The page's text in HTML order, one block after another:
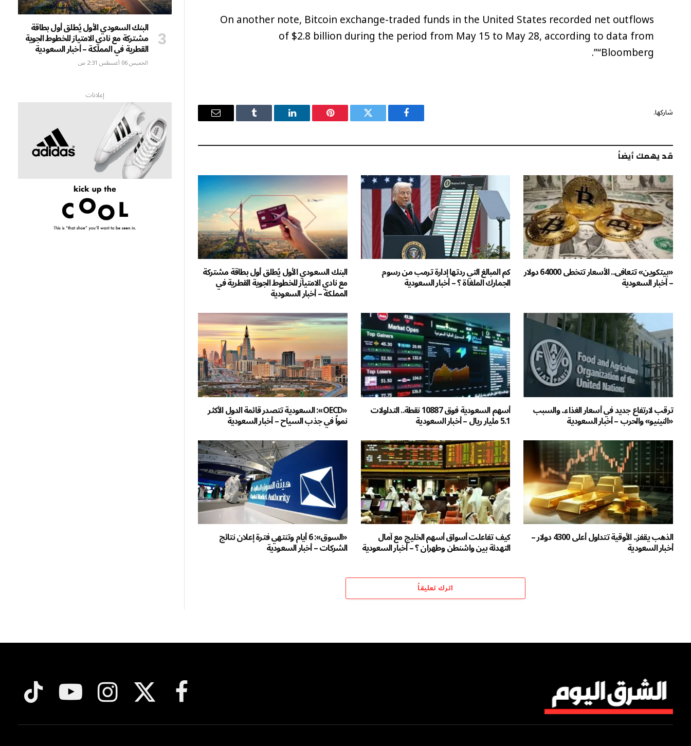
On another note, Bitcoin exchange-traded funds in the United States recorded net outflows
of $2.8 billion during the period from May 15 to May 28, according to data from
“Bloomberg”.
شاركها.
فيسبوك تويتر بينتيريستلينكدإن Tumblr
البريد
قد يهمك أيضاً
«بيتكوين» تتعافى.. الأسعار تتخطى 64000 دولار
– أخبار السعودية
كم المبالغ التي ردتها إدارة ترمب من رسوم
الجمارك الملغاة ؟ – أخبار السعودية
البنك السعودي الأول يُطلق أول بطاقة مشتركة
مع نادي الامتياز للخطوط الجوية القطرية في
المملكة – أخبار السعودية
ترقب لارتفاع جديد في أسعار الغذاء.. والسبب
«النينيو» والحرب – أخبار السعودية
أسهم السعودية فوق 10887 نقطة.. التداولات
5.1 مليار ريال – أخبار السعودية
«OECD»: السعودية تتصدر قائمة الدول الأكثر
نمواً في جذب السياح – أخبار السعودية
الذهب يقفز.. الأوقية تتداول أعلى 4300 دولار –
أخبار السعودية
كيف تفاعلت أسواق أسهم الخليج مع آمال
التهدئة بين واشنطن وطهران ؟ – أخبار السعودية
«السوق»: 6 أيام وتنتهي فترة إعلان نتائج
الشركات – أخبار السعودية
اترك تعليقاً
البنك السعودي الأول يُطلق أول بطاقة
مشتركة مع نادي الامتياز للخطوط الجوية
القطرية في المملكة – أخبار السعودية
الخميس 06 أغسطس 2:31 ص
إعلانات
فيسبوك X الانستغرام يوتيوب تيكتوك